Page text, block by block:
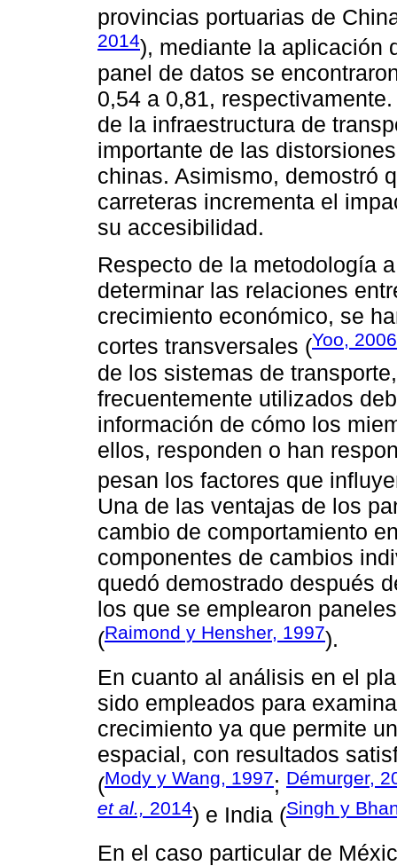
provincias portuarias de
2014), mediante la aplicación
panel de datos se
0,54 a 0,81,
de la infraestructura de
importante de las
chinas. Asimismo, demostró
carreteras incrementa el
su accesibilidad.
Respecto de la metodología
determinar las relaciones
crecimiento económico, se
cortes transversales (Yoo, 2006
de los sistemas de
frecuentemente utilizados
información de cómo los
ellos, responden o han
pesan los factores que
Una de las ventajas de los
cambio de comportamiento
componentes de cambios
quedó demostrado después
los que se emplearon
(Raimond y Hensher, 1997).
En cuanto al análisis en el
sido empleados para
crecimiento ya que permite
espacial, con resultados
(Mody y Wang, 1997; Démurger,
et al., 2014) e India (Singh y
En el caso particular de